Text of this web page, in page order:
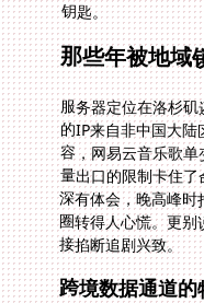
钥匙。
那些年被地域
服务器定位在洛杉
的IP来自非中国大
容，网易云音乐歌
量出口的限制卡住
深有体会，晚高峰
圈转得人心慌。更
接掐断追剧兴致。
跨境数据通道的